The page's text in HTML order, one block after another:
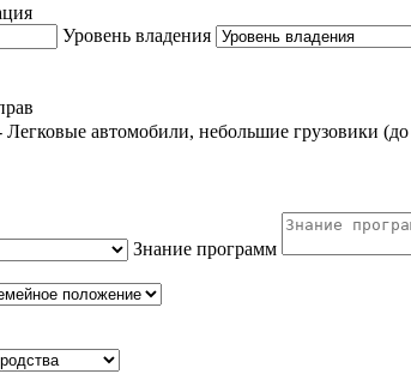
Уровень владения
Легковые автомобили, небольшие грузовики
Знание программ